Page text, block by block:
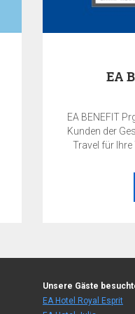
EA
EA BENEFIT
Kunden der
Travel
Unsere Gäste
EA Hotel Royal Esprit